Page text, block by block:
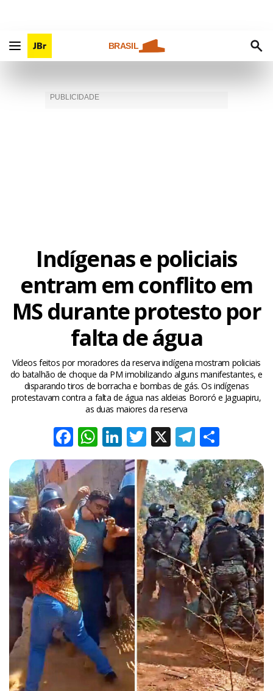
BRASIL
Indígenas e policiais
entram em conflito em
MS durante protesto por
falta de água
Vídeos feitos por moradores da reserva indígena mostram policiais
do batalhão de choque da PM imobilizando alguns manifestantes, e
disparando tiros de borracha e bombas de gás. Os indígenas
protestavam contra a falta de água nas aldeias Bororó e Jaguapiru,
as duas maiores da reserva
Facebook
WhatsApp
LinkedIn
Twitter
X